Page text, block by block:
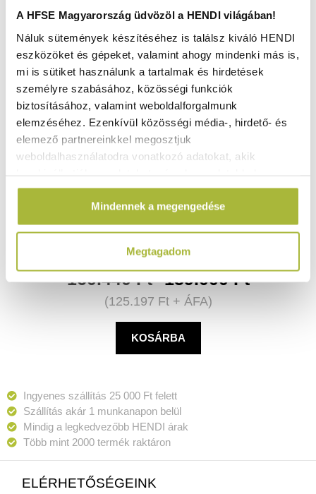
A HFSE Magyarország üdvözöl a HENDI világában!
Náluk sütemények készítéséhez is találsz kiváló HENDI
eszközöket és gépeket, valamint ahogy mindenki más is,
mi is sütiket használunk a tartalmak és hirdetések
személyre szabásához, közösségi funkciók
biztosításához, valamint weboldalforgalmunk
elemzéséhez. Ezenkívül közösségi média-, hirdető- és
elemező partnereinkkel megosztjuk
weboldalhasználatodra vonatkozó adatokat, akik
amelyeket Te adtál meg számukra vagy az általad
használt más szolgáltatásokból gyűjtöttek.
Mindennek a megengedése
Megtagadom
230V / 280W – 440x420x(H)350 mm - HENDI 970294
Raktáron
160.440Ft 159.000Ft
(125.197 Ft+ ÁFA)
KOSÁRBA
Ingyenes szállítás 25 000 Ft felett
Szállítás akár 1 munkanapon belül
Mindig a legkedvezőbb HENDI árak
Több mint 2000 termék raktáron
ELÉRHETŐSÉGEINK